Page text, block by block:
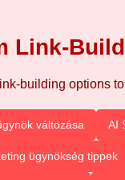
Link-
building options
változása AI
ügynökség tippek